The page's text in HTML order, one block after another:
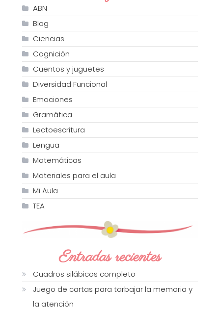
ABN
Blog
Ciencias
Cognición
Cuentos y juguetes
Diversidad Funcional
Emociones
Gramática
Lectoescritura
Lengua
Matemáticas
Materiales para el aula
Mi Aula
TEA
Entradas recientes
Cuadros silábicos completo
Juego de cartas para tarbajar la memoria y
la atención